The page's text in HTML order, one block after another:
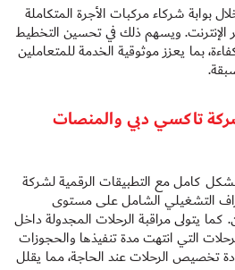
بوابة شركاء مركبات الأجرة المتكاملة
ويسهم ذلك في تحسين التخطيط
بما يعزز موثوقية الخدمة للمتعاملين
تاكسي دبي والمنصات
بشكل كامل مع التطبيقات الرقمية لشركة
التشغيلي الشامل على مستوى
يتولى مراقبة الرحلات المجدولة داخل
التي انتهت مدة تنفيذها والحجوزات
تخصيص الرحلات عند الحاجة، مما يقلل